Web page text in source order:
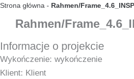
Strona główna - Rahmen/
Rahmen/
Informacje o projekcie
Wykończenie: wykończenie
Klient: Klient